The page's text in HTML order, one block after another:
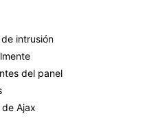
intrusión
del panel
Ajax